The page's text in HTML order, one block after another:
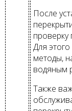
После
проверку
Для
методы,
водяным
Также